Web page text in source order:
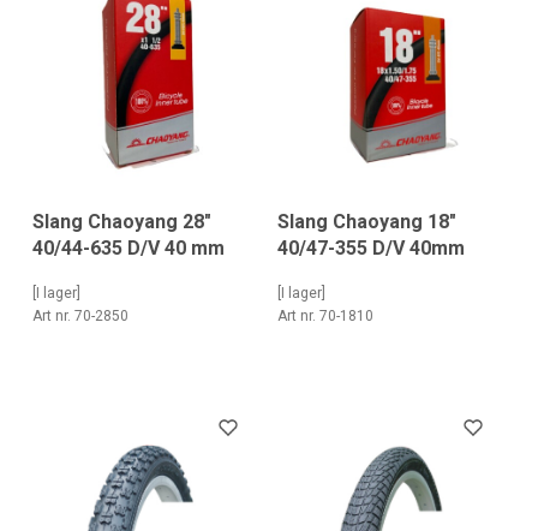
Slang Chaoyang 28"
40/44-635 D/V 40 mm
[I lager]
Art nr. 70-2850
Slang Chaoyang 18"
40/47-355 D/V 40mm
[I lager]
Art nr. 70-1810